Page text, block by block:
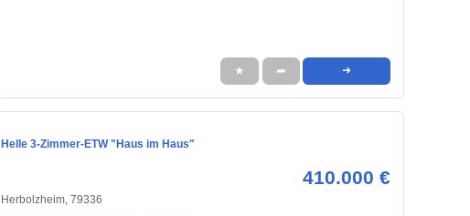
★ ➦ ➜
Helle 3-Zimmer-ETW "Haus im Haus"
410.000 €
Herbolzheim, 79336